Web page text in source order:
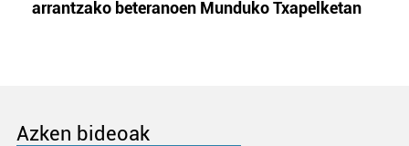
arrantzako beteranoen Munduko Txapelketan
Azken bideoak